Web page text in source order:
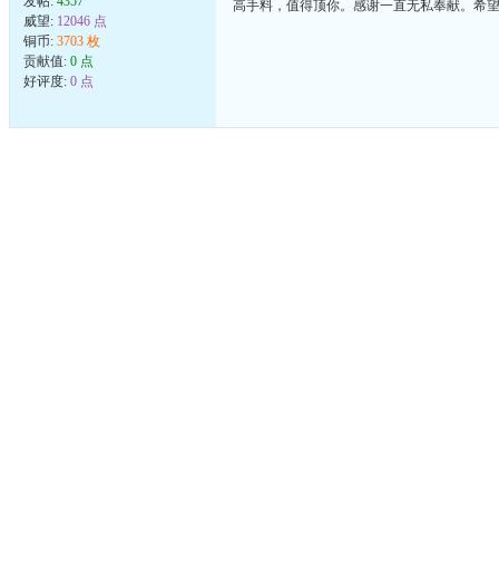
威望: 12046 点
铜币: 3703 枚
贡献值: 0 点
好评度: 0 点
高手料，值得顶你。感谢一直无私奉献。希